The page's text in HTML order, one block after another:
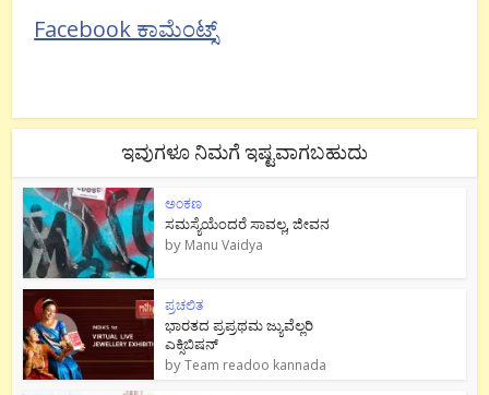
Facebook ಕಾಮೆಂಟ್ಸ್
ಇವುಗಳೂ ನಿಮಗೆ ಇಷ್ಟವಾಗಬಹುದು
ಅಂಕಣ
ಸಮಸ್ಯೆಯೆಂದರೆ ಸಾವಲ್ಲ, ಜೀವನ
by Manu Vaidya
ಪ್ರಚಲಿತ
ಭಾರತದ ಪ್ರಪ್ರಥಮ ಜ್ಯುವೆಲ್ಲರಿ
ಎಕ್ಸಿಬಿಷನ್
byTeam readoo kannada